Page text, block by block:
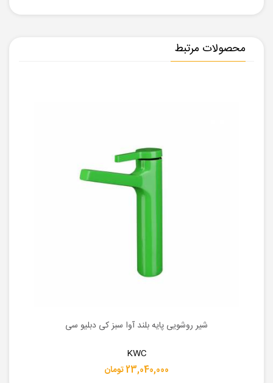
محصولات مرتبط
شیر روشویی پایه بلند آوا سبز کی دبلیو سی
KWC
23,040,000 تومان